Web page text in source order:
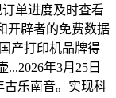
单进度及时查看
开辟者的免费数据
产打印机品牌得
年3月25日
古乐南音。实现科